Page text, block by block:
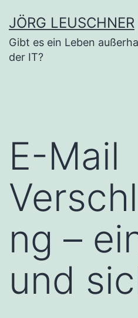
Inhalt
springen
JÖRG LEUSCHNER
Gibt es ein Leben
der IT?
E-Mail
ng –
und